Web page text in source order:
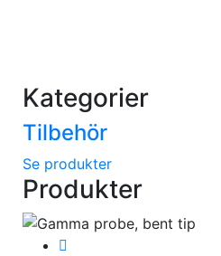
Kategorier
Tilbehör
Se produkter
Produkter